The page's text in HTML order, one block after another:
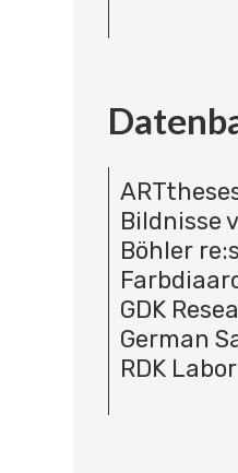
Bildnisse
Böhler
GDK
German
RDK Labor